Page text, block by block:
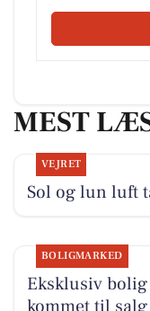
MEST
VEJRET
Sol og lun luft
BOLIGMARKED
Eksklusiv
kommet til